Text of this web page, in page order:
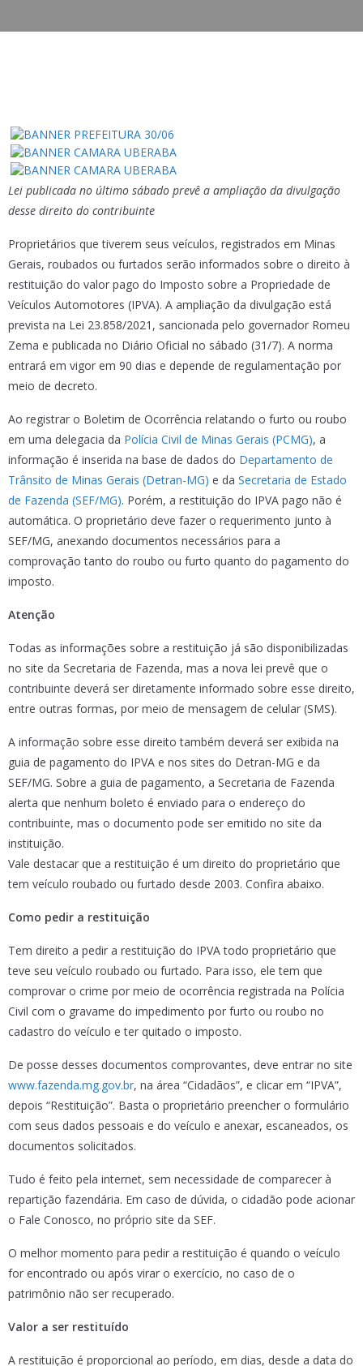
Lei publicada no último sábado prevê a ampliação da divulgação
desse direito do contribuinte
Proprietários que tiverem seus veículos, registrados em Minas
Gerais, roubados ou furtados serão informados sobre o direito à
restituição do valor pago do Imposto sobre a Propriedade de
Veículos Automotores (IPVA). A ampliação da divulgação está
prevista na Lei 23.858/2021, sancionada pelo governador Romeu
Zema e publicada no Diário Oficial no sábado (31/7). A norma
entrará em vigor em 90 dias e depende de regulamentação por
meio de decreto.
Ao registrar o Boletim de Ocorrência relatando o furto ou roubo
em uma delegacia da Polícia Civil de Minas Gerais (PCMG), a
informação é inserida na base de dados do Departamento de
Trânsito de Minas Gerais (Detran-MG) e da Secretaria de Estado
de Fazenda (SEF/MG). Porém, a restituição do IPVA pago não é
automática. O proprietário deve fazer o requerimento junto à
SEF/MG, anexando documentos necessários para a
comprovação tanto do roubo ou furto quanto do pagamento do
imposto.
Atenção
Todas as informações sobre a restituição já são disponibilizadas
no site da Secretaria de Fazenda, mas a nova lei prevê que o
contribuinte deverá ser diretamente informado sobre esse direito,
entre outras formas, por meio de mensagem de celular (SMS).
A informação sobre esse direito também deverá ser exibida na
guia de pagamento do IPVA e nos sites do Detran-MG e da
SEF/MG. Sobre a guia de pagamento, a Secretaria de Fazenda
alerta que nenhum boleto é enviado para o endereço do
contribuinte, mas o documento pode ser emitido no site da
instituição.
Vale destacar que a restituição é um direito do proprietário que
tem veículo roubado ou furtado desde 2003. Confira abaixo.
Como pedir a restituição
Tem direito a pedir a restituição do IPVA todo proprietário que
teve seu veículo roubado ou furtado. Para isso, ele tem que
comprovar o crime por meio de ocorrência registrada na Polícia
Civil com o gravame do impedimento por furto ou roubo no
cadastro do veículo e ter quitado o imposto.
De posse desses documentos comprovantes, deve entrar no site
www.fazenda.mg.gov.br, na área “Cidadãos”, e clicar em “IPVA”,
depois “Restituição”. Basta o proprietário preencher o formulário
com seus dados pessoais e do veículo e anexar, escaneados, os
documentos solicitados.
Tudo é feito pela internet, sem necessidade de comparecer à
repartição fazendária. Em caso de dúvida, o cidadão pode acionar
o Fale Conosco, no próprio site da SEF.
O melhor momento para pedir a restituição é quando o veículo
for encontrado ou após virar o exercício, no caso de o
patrimônio não ser recuperado.
Valor a ser restituído
A restituição é proporcional ao período, em dias, desde a data do